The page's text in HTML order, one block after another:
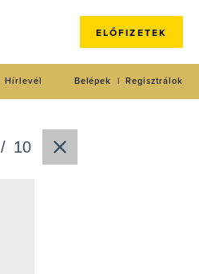
ELŐFIZETEK
Regisztrálok
Belépek
Hírlevél
/ 10